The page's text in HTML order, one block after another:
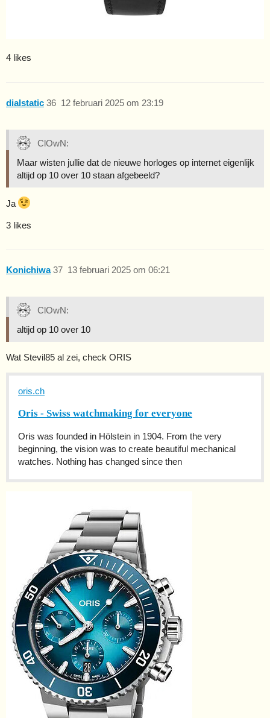
4 likes
dialstatic 12 februari 2025 om 23:19
36
ClOwN:
Maar wisten jullie dat de nieuwe horloges op internet eigenlijk
altijd op 10 over 10 staan afgebeeld?
Ja
3 likes
Konichiwa 13 februari 2025 om 06:21
37
ClOwN:
altijd op 10 over 10
Wat Stevil85 al zei, check ORIS
oris.ch
Oris - Swiss watchmaking for everyone
Oris was founded in Hölstein in 1904. From the very
beginning, the vision was to create beautiful mechanical
watches. Nothing has changed since then